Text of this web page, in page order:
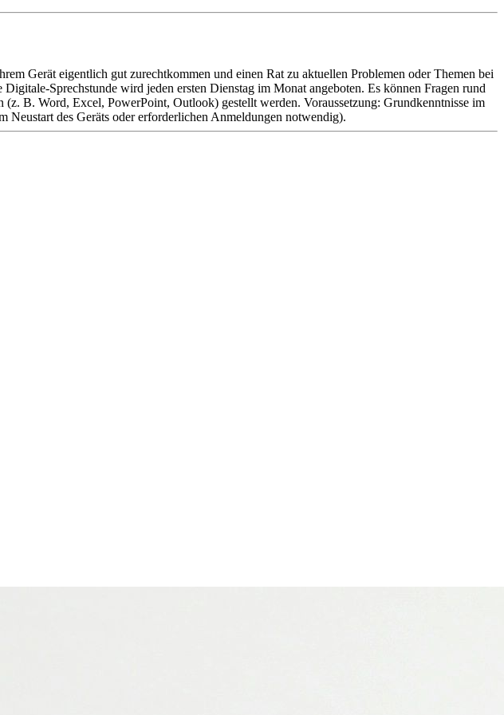
Gerät eigentlich gut zurechtkommen und einen Rat zu aktuellen Problemen oder Themen bei
Sprechstunde wird jeden ersten Dienstag im Monat angeboten. Es können Fragen rund
B. Word, Excel, PowerPoint, Outlook) gestellt werden. Voraussetzung: Grundkenntnisse im
Neustart des Geräts oder erforderlichen Anmeldungen notwendig).